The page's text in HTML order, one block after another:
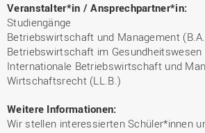
Veranstalter*in / Ansprechpartner*in:
Studiengänge
Betriebswirtschaft und Management
Betriebswirtschaft im Gesundheitswesen
Internationale Betriebswirtschaft und
Wirtschaftsrecht (LL.B.)
Weitere Informationen:
Wir stellen interessierten Schüler*innen